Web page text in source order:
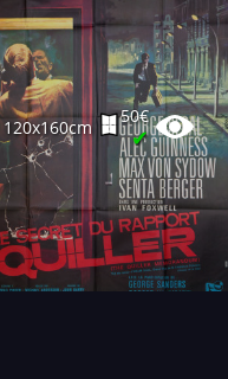
120x160cm
50€
✔